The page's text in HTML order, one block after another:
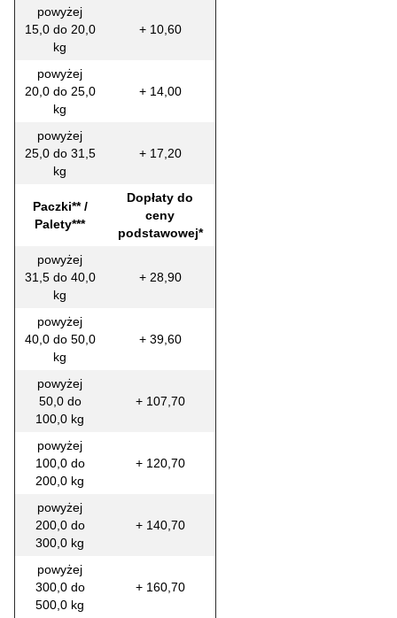
powyżej
15,0 do 20,0
kg
+ 10,60
powyżej
20,0 do 25,0
kg
+ 14,00
powyżej
25,0 do 31,5
kg
+ 17,20
Paczki** /
Palety***
Dopłaty do
ceny
podstawowej*
powyżej
31,5 do 40,0
kg
+ 28,90
powyżej
40,0 do 50,0
kg
+ 39,60
powyżej
50,0 do
100,0 kg
+ 107,70
powyżej
100,0 do
200,0 kg
+ 120,70
powyżej
200,0 do
300,0 kg
+ 140,70
powyżej
300,0 do
500,0 kg
+ 160,70